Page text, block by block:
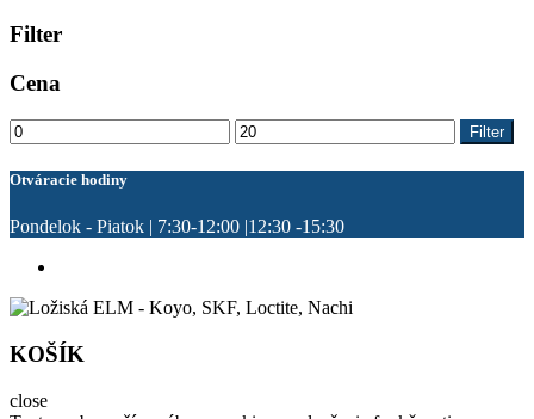
Filter
Cena
Minimálna
cena
Maximálna
cena
Filter
Otváracie hodiny
Pondelok - Piatok | 7:30-12:00 |12:30 -15:30
KOŠÍK
close